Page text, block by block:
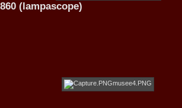
(lampascope)